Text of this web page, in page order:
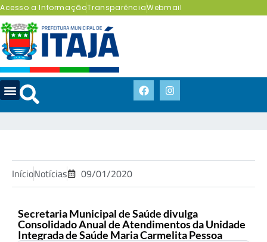
Acesso a InformaçãoTransparênciaWebmail
InícioNotícias 09/01/2020
Secretaria Municipal de Saúde divulga
Consolidado Anual de Atendimentos da Unidade
Integrada de Saúde Maria Carmelita Pessoa